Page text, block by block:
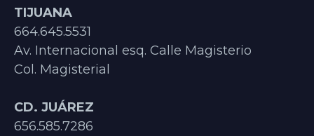
TIJUANA
664.645.5531
Av. Internacional esq. Calle Magisterio
Col. Magisterial
CD. JUÁREZ
656.585.7286